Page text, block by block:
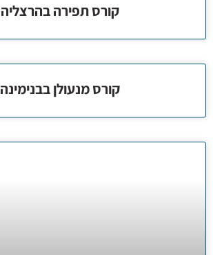
קורס תפירה בהרצליה
קורס מנעולן בבנימינה